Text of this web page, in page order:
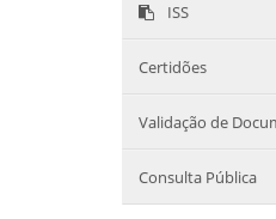
ISS
Certidões
Validação de
Consulta Pública